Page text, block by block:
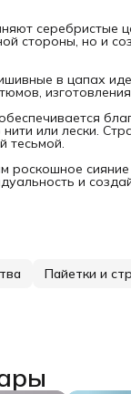
стороны, но и
в цапах
или лески.
тесьмой.
роскошное
и
Пайетки и